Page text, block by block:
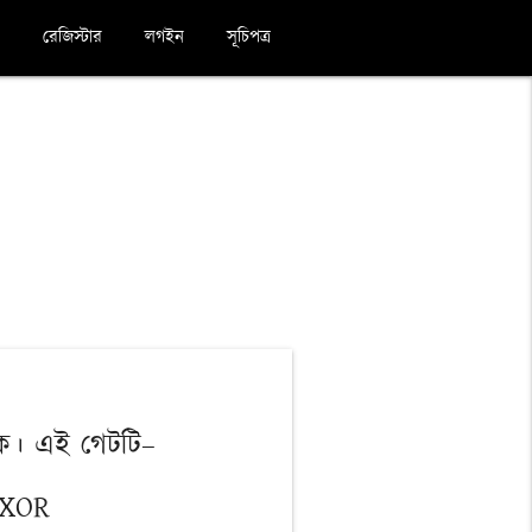
সূচিপত্র
লগইন
রেজিস্টার
এই গেটটি–